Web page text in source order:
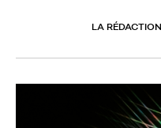
LA RÉDACTION